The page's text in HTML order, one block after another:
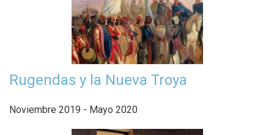
Rugendas y la Nueva Troya
Noviembre 2019 - Mayo 2020